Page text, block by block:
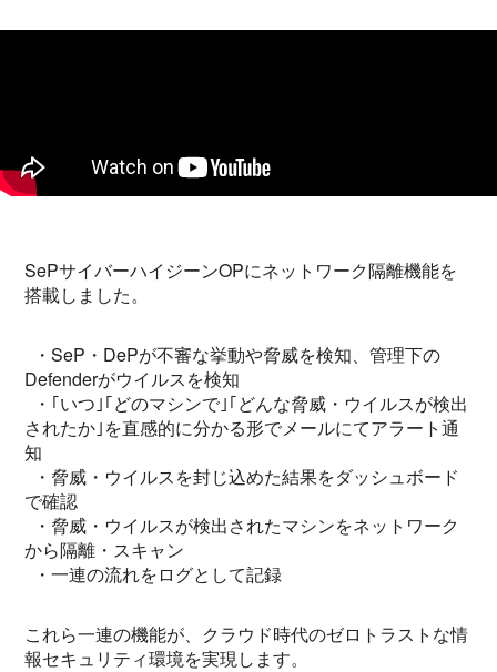
SePサイバーハイジーンOPにネットワーク隔離機能を
搭載しました。
・SeP・DePが不審な挙動や脅威を検知、管理下の
Defenderがウイルスを検知
・｢いつ｣｢どのマシンで｣｢どんな脅威・ウイルスが検出
されたか｣を直感的に分かる形でメールにてアラート通
知
・脅威・ウイルスを封じ込めた結果をダッシュボード
で確認
・脅威・ウイルスが検出されたマシンをネットワーク
から隔離・スキャン
・一連の流れをログとして記録
これら一連の機能が、クラウド時代のゼロトラストな情
報セキュリティ環境を実現します。